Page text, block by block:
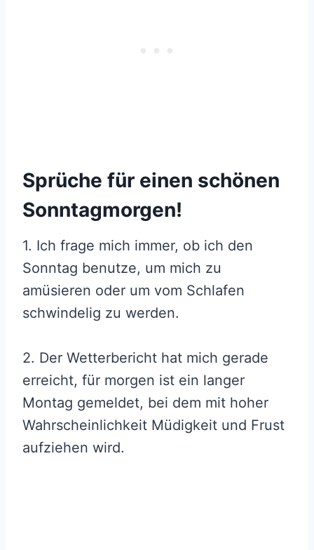
Sprüche für einen schönen
Sonntagmorgen!
1. Ich frage mich immer, ob ich den
Sonntag benutze, um mich zu
amüsieren oder um vom Schlafen
schwindelig zu werden.
2. Der Wetterbericht hat mich gerade
erreicht, für morgen ist ein langer
Montag gemeldet, bei dem mit hoher
Wahrscheinlichkeit Müdigkeit und Frust
aufziehen wird.